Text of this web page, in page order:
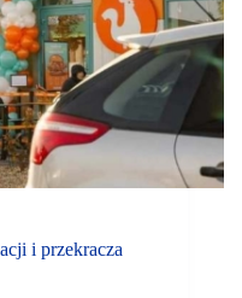
i przekracza